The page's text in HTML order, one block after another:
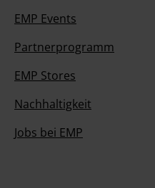
EMP Events
Partnerprogramm
EMP Stores
Nachhaltigkeit
Jobs bei EMP